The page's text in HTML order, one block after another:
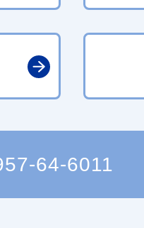
64-6011